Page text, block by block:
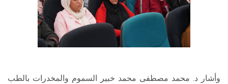
وأشار د. محمد مصطفى محمد خبير السموم والمخدرات بالطب